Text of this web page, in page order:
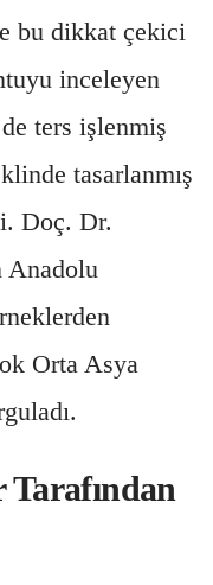
bu dikkat çekici
inceleyen
ters işlenmiş
tasarlanmış
Doç. Dr.
Anadolu
Orta Asya